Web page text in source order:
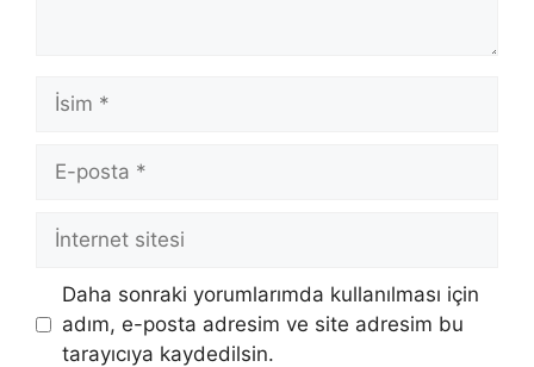
İsim
posta
İnternet
Daha sonraki yorumlarımda kullanılması için
adım, e-posta adresim ve site adresim bu
tarayıcıya kaydedilsin.